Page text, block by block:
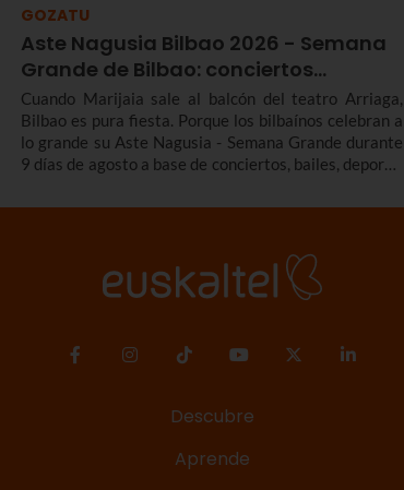
GOZATU
Aste Nagusia Bilbao 2026 - Semana
Grande de Bilbao: conciertos…
Cuando Marijaia sale al balcón del teatro Arriaga,
Bilbao es pura fiesta. Porque los bilbaínos celebran a
lo grande su Aste Nagusia - Semana Grande durante
9 días de agosto a base de conciertos, bailes, deporte,
conciertos y actividades destacadas del programa de
Descubre
Aprende